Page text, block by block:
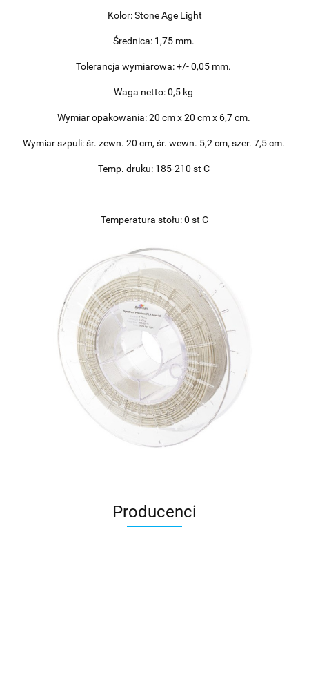
Kolor: Stone Age Light
Średnica: 1,75 mm.
Tolerancja wymiarowa: +/- 0,05 mm.
Waga netto: 0,5 kg
Wymiar opakowania: 20 cm x 20 cm x 6,7 cm.
Wymiar szpuli: śr. zewn. 20 cm, śr. wewn. 5,2 cm, szer. 7,5 cm.
Temp. druku: 185-210 st C
Temperatura stołu: 0 st C
Producenci